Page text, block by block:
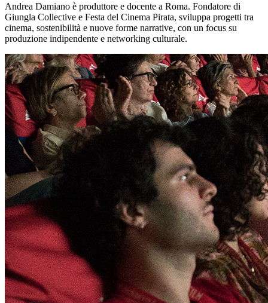
Andrea Damiano è produttore e docente a Roma. Fondatore di
Giungla Collective e Festa del Cinema Pirata, sviluppa progetti tra
cinema, sostenibilità e nuove forme narrative, con un focus su
produzione indipendente e networking culturale.